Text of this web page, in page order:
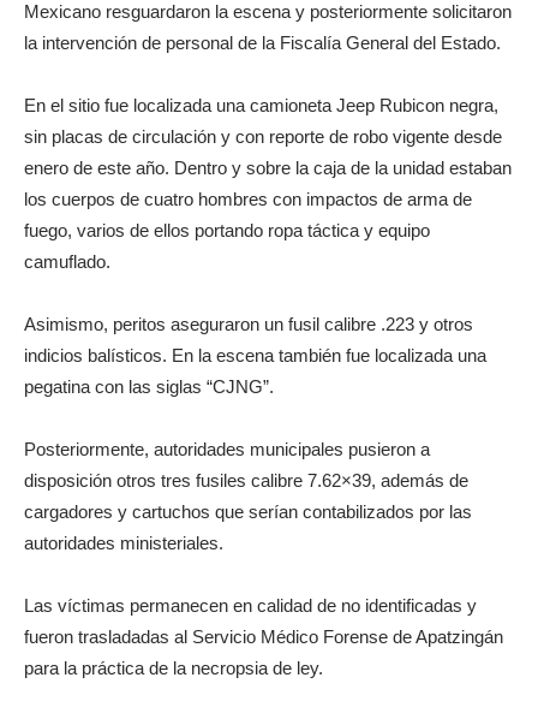
Mexicano resguardaron la escena y posteriormente solicitaron
la intervención de personal de la Fiscalía General del Estado.
En el sitio fue localizada una camioneta Jeep Rubicon negra,
sin placas de circulación y con reporte de robo vigente desde
enero de este año. Dentro y sobre la caja de la unidad estaban
los cuerpos de cuatro hombres con impactos de arma de
fuego, varios de ellos portando ropa táctica y equipo
camuflado.
Asimismo, peritos aseguraron un fusil calibre .223 y otros
indicios balísticos. En la escena también fue localizada una
pegatina con las siglas “CJNG”.
Posteriormente, autoridades municipales pusieron a
disposición otros tres fusiles calibre 7.62×39, además de
cargadores y cartuchos que serían contabilizados por las
autoridades ministeriales.
Las víctimas permanecen en calidad de no identificadas y
fueron trasladadas al Servicio Médico Forense de Apatzingán
para la práctica de la necropsia de ley.